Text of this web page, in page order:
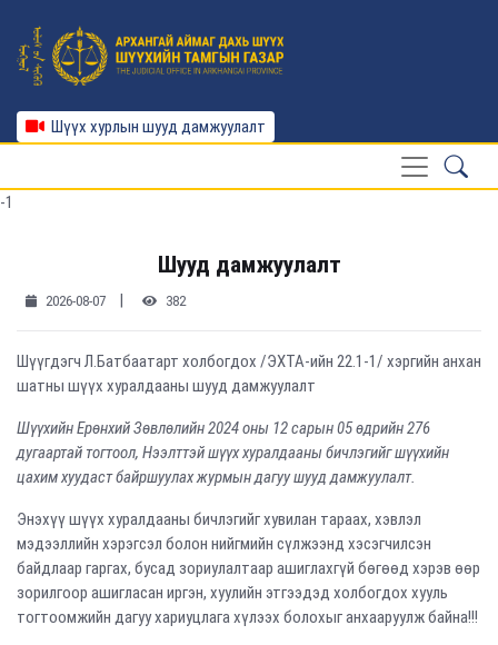
Шүүх хурлын шууд дамжуулалт
-1
Шууд дамжуулалт
2026-08-07 382
Шүүгдэгч Л.Батбаатарт холбогдох /ЭХТА-ийн 22.1-1/ хэргийн анхан
шатны шүүх хуралдааны шууд дамжуулалт
Шүүхийн Ерөнхий Зөвлөлийн 2024 оны 12 сарын 05 өдрийн 276
дугаартай тогтоол, Нээлттэй шүүх хуралдааны бичлэгийг шүүхийн
цахим хуудаст байршуулах журмын дагуу шууд дамжуулалт.
Энэхүү шүүх хуралдааны бичлэгийг хувилан тараах, хэвлэл
мэдээллийн хэрэгсэл болон нийгмийн сүлжээнд хэсэгчилсэн
байдлаар гаргах, бусад зориулалтаар ашиглахгүй бөгөөд хэрэв өөр
зорилгоор ашигласан иргэн, хуулийн этгээдэд холбогдох хууль
тогтоомжийн дагуу хариуцлага хүлээх болохыг анхааруулж байна!!!